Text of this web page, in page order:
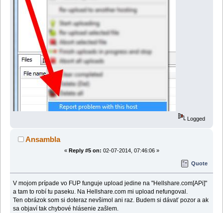
Logged
Ansambla
« Reply #5 on: 02-07-2014, 07:46:06 »
Quote
V mojom prípade vo FUP funguje upload jedine na "Hellshare.com[APi]"
a tam to robí tu paseku. Na Hellshare.com mi upload nefungoval.
Ten obrázok som si doteraz nevšimol ani raz. Budem si dávať pozor a ak
sa objaví tak chybové hlásenie zašlem.